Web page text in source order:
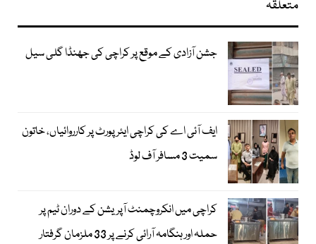
متعلقہ
جشن آزادی کے موقع پر کراچی کی جھنڈا گلی سیل
ایف آئی اے کی کراچی ایئرپورٹ پر کارروائیاں، خاتون
سمیت 3 مسافر آف لوڈ
کراچی میں انکروچمنٹ آپریشن کے دوران ٹیم پر
حملہ اور ہنگامہ آرائی کرنے پر 33 ملزمان گرفتار